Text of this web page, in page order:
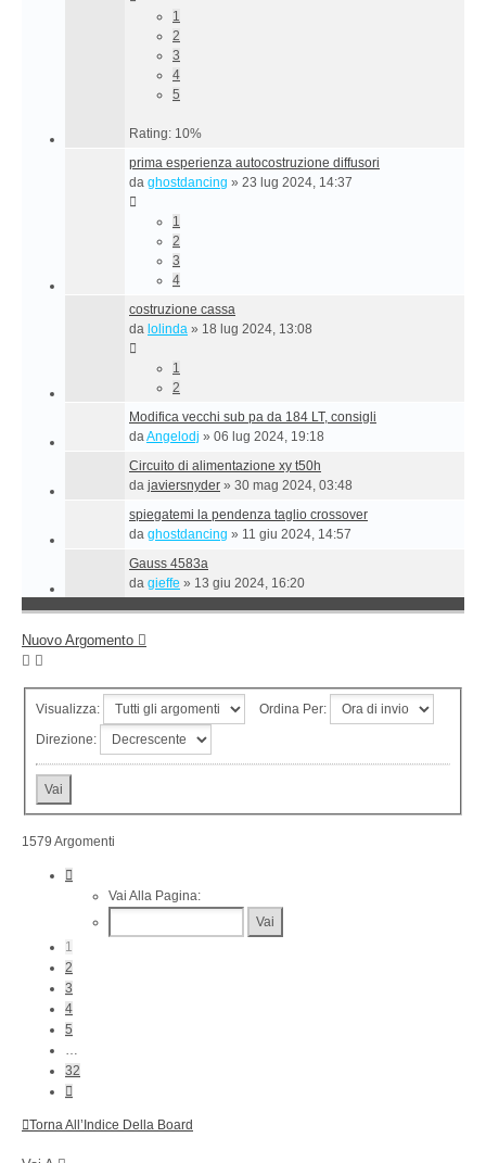
1
2
3
4
5
Rating: 10%
prima esperienza autocostruzione diffusori
da ghostdancing » 23 lug 2024, 14:37
1
2
3
4
costruzione cassa
da lolinda » 18 lug 2024, 13:08
1
2
Modifica vecchi sub pa da 184 LT, consigli
daAngelodj » 06 lug 2024, 19:18
Circuito di alimentazione xy t50h
da javiersnyder » 30 mag 2024, 03:48
spiegatemi la pendenza taglio crossover
da ghostdancing » 11 giu 2024, 14:57
Gauss 4583a
da gieffe » 13 giu 2024, 16:20
Nuovo Argomento
Visualizza:
Ordina Per:
Direzione:
1579 Argomenti
Vai Alla Pagina:
1
2
3
4
5
32
Torna All’Indice Della Board